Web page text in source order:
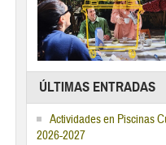
ÚLTIMAS ENTRADAS
Actividades en Piscinas
2026-2027